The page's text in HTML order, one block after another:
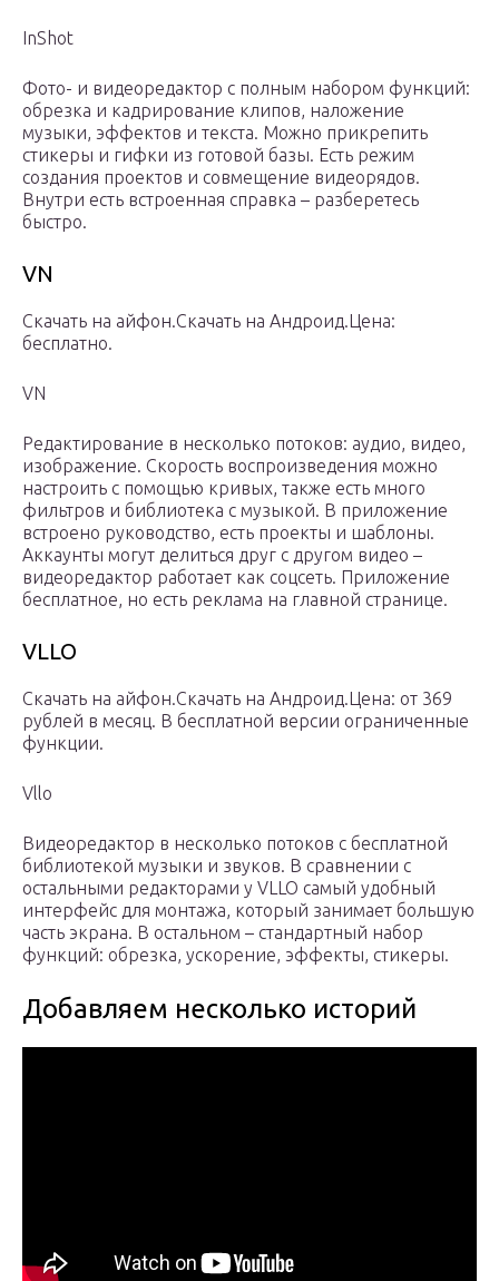
InShot
Фото- и видеоредактор с полным набором функций:
обрезка и кадрирование клипов, наложение
музыки, эффектов и текста. Можно прикрепить
стикеры и гифки из готовой базы. Есть режим
создания проектов и совмещение видеорядов.
Внутри есть встроенная справка – разберетесь
быстро.
VN
Скачать на айфон.Скачать на Андроид.Цена:
бесплатно.
VN
Редактирование в несколько потоков: аудио, видео,
изображение. Скорость воспроизведения можно
настроить с помощью кривых, также есть много
фильтров и библиотека с музыкой. В приложение
встроено руководство, есть проекты и шаблоны.
Аккаунты могут делиться друг с другом видео –
видеоредактор работает как соцсеть. Приложение
бесплатное, но есть реклама на главной странице.
VLLO
Скачать на айфон.Скачать на Андроид.Цена: от 369
рублей в месяц. В бесплатной версии ограниченные
функции.
Vllo
Видеоредактор в несколько потоков с бесплатной
библиотекой музыки и звуков. В сравнении с
остальными редакторами у VLLO самый удобный
интерфейс для монтажа, который занимает большую
часть экрана. В остальном – стандартный набор
функций: обрезка, ускорение, эффекты, стикеры.
Добавляем несколько историй